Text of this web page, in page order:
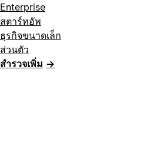
Enterprise
สตาร์ทอัพ
ธุรกิจขนาดเล็ก
ส่วนตัว
สำรวจเพิ่ม →